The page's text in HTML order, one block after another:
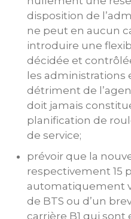
disposition de
ne peut en aucun
introduire une
décidée et
les administrations
détriment de
doit jamais
planification de
de service;
prévoir que la
respectivement 15
automatiquement
de BTS ou d’un
carrière B1 qui sont